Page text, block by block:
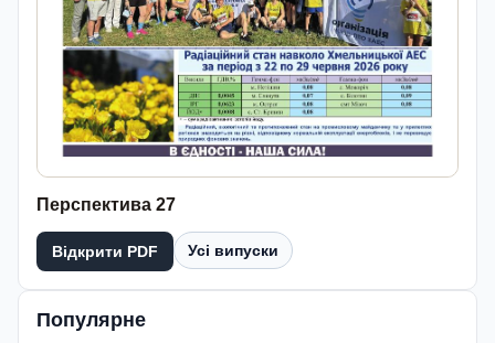
Перспектива 27
Відкрити PDF Усі випуски
Популярне